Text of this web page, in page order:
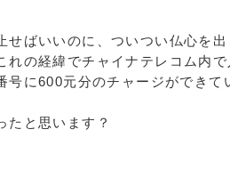
ばいいのに、ついつい仏心を出
れの経緯でチャイナテレコム内
号に600元分のチャージができて
たと思います？